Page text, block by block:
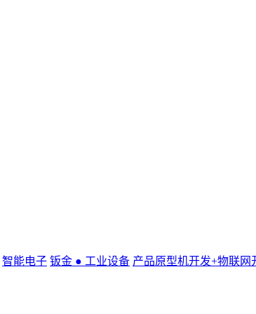
智能电子 钣金 ● 工业设备 产品原型机开发+物联网